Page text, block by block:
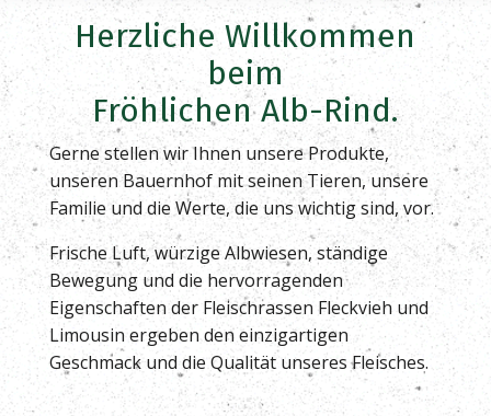
Herzliche Willkommen
beim
Fröhlichen Alb-Rind.
Gerne stellen wir Ihnen unsere Produkte,
unseren Bauernhof mit seinen Tieren, unsere
Familie und die Werte, die uns wichtig sind, vor.
Frische Luft, würzige Albwiesen, ständige
Bewegung und die hervorragenden
Eigenschaften der Fleischrassen Fleckvieh und
Limousin ergeben den einzigartigen
Geschmack und die Qualität unseres Fleisches.